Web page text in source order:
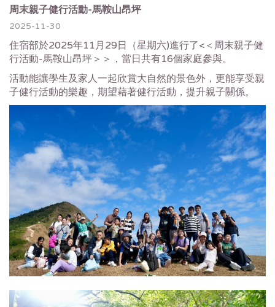
周末親子健行活動-馬鞍山昂坪
2025-11-30
住宿部於2025年11月29日（星期六)進行了<＜周末親子健
行活動-馬鞍山昂坪＞＞，當日共有16個家庭參與。
活動能讓學生及家人一起欣賞大自然的景色外，更能享受親
子健行活動的樂趣，期望藉著健行活動，提升親子關係。